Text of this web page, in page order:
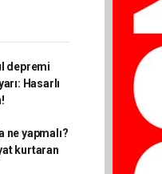
depremi
Hasarlı
ne yapmalı?
kurtaran